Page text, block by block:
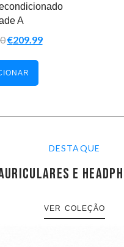
A
€209.99
DESTAQUE
E
VER COLEÇÃO